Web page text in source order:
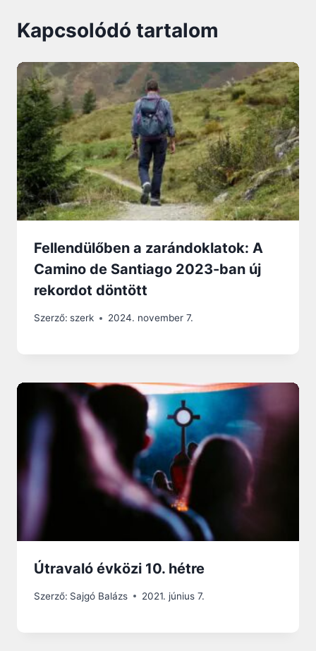
Kapcsolódó tartalom
Fellendülőben a zarándoklatok: A
Camino de Santiago 2023-ban új
rekordot döntött
Szerző: szerk 2024. november 7.
Útravaló évközi 10. hétre
Szerző: Sajgó Balázs 2021. június 7.